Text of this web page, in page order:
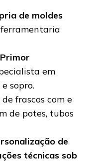
de moldes
Primor
em
sopro.
frascos com e
de potes, tubos
de
técnicas sob